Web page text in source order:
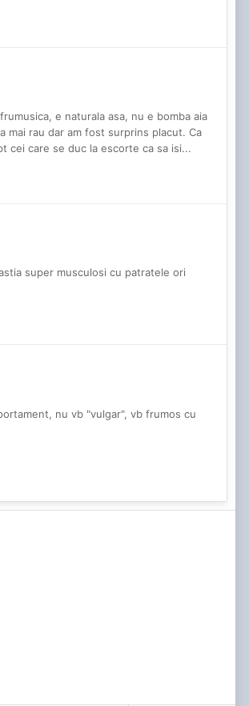
e naturala asa, nu e bomba aia
mai rau dar am fost surprins placut. Ca
cei care se duc la escorte ca sa isi...
super musculosi cu patratele ori
nu vb "vulgar", vb frumos cu